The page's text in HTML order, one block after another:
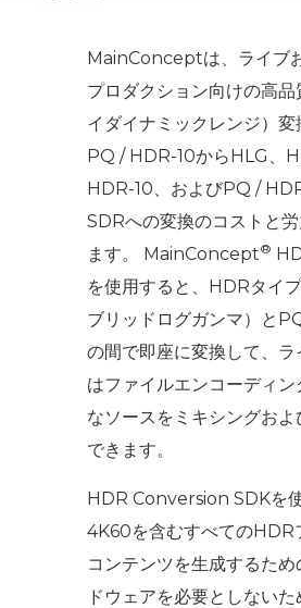
MainConceptは、ライブ
プロダクション向けの高
イダイナミックレンジ）変
PQ / HDR-10からHLG、
HDR-10、およびPQ /
SDRへの変換のコストと
ます。 MainConcept®
を使用すると、HDRタイ
ブリッドログガンマ）と
の間で即座に変換して、ラ
はファイルエンコーディン
なソースをミキシングお
できます。
HDR Conversion SDKを使
4K60を含むすべてのHDR
コンテンツを生成するた
ドウェアを必要としない